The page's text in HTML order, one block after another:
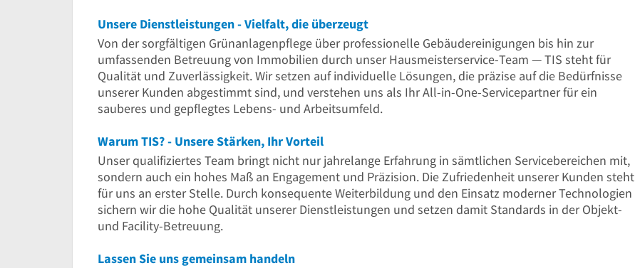
Unsere Dienstleistungen - Vielfalt, die überzeugt
Von der sorgfältigen Grünanlagenpflege über professionelle Gebäudereinigungen bis hin zur
umfassenden Betreuung von Immobilien durch unser Hausmeisterservice-Team — TIS steht für
Qualität und Zuverlässigkeit. Wir setzen auf individuelle Lösungen, die präzise auf die Bedürfnisse
unserer Kunden abgestimmt sind, und verstehen uns als Ihr All-in-One-Servicepartner für ein
sauberes und gepflegtes Lebens- und Arbeitsumfeld.
Warum TIS? - Unsere Stärken, Ihr Vorteil
Unser qualifiziertes Team bringt nicht nur jahrelange Erfahrung in sämtlichen Servicebereichen mit,
sondern auch ein hohes Maß an Engagement und Präzision. Die Zufriedenheit unserer Kunden steht
für uns an erster Stelle. Durch konsequente Weiterbildung und den Einsatz moderner Technologien
sichern wir die hohe Qualität unserer Dienstleistungen und setzen damit Standards in der Objekt-
und Facility-Betreuung.
Lassen Sie uns gemeinsam handeln